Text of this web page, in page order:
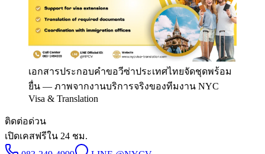
เอกสารประกอบคำขอวีซ่าประเทศไทยจัดชุดพร้อม
ยื่น — ภาพจากงานบริการจริงของทีมงาน NYC
Visa & Translation
ติดต่อด่วน
เปิดเคสฟรีใน 24 ชม.